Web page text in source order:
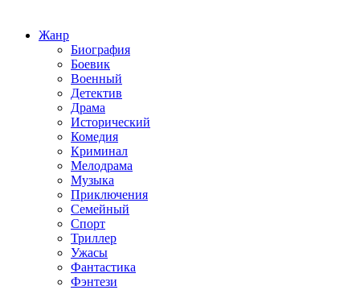
Жанр
Биография
Боевик
Военный
Детектив
Драма
Исторический
Комедия
Криминал
Мелодрама
Музыка
Приключения
Семейный
Спорт
Триллер
Ужасы
Фантастика
Фэнтези